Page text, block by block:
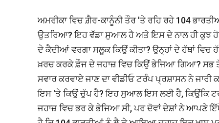
ਅਮਰੀਕਾ ਵਿਚ ਗ਼ੈਰ-ਕਾਨੂੰਨੀ ਤੌਰ 'ਤੇ ਰਹਿ ਰਹੇ 104
ਉਤਰਿਆ? ਇਹ ਵੱਡਾ ਸੁਆਲ ਹੈ ਅਤੇ ਇਸ ਦੇ ਨਾਲ ਹੀ ਕੁਝ
ਦੇ ਕੈਦੀਆਂ ਵਰਗਾ ਸਲੂਕ ਕਿਉਂ ਕੀਤਾ? ਉਨ੍ਹਾਂ ਦੇ ਹੱਥਾਂ
ਖ਼ਰਚ ਕਰਕੇ ਫ਼ੌਜ ਦੇ ਜਹਾਜ਼ ਵਿਚ ਕਿਉਂ ਭੇਜਿਆ ਗਿਆ? ਸਭ
ਸਵਾਰ ਕਰਵਾਏ ਜਾਣ ਦਾ ਵੀਡੀਓ ਟਰੰਪ ਪ੍ਰਸ਼ਾਸਨ ਨੇ
ਇਸ 'ਤੇ ਕਿਉਂ ਚੁੱਪ ਹੈ? ਇਹ ਸੁਆਲ ਇਸ ਲਈ ਹੈ, ਕਿਉਂਕਿ
ਜਹਾਜ਼ ਵਿਚ ਭਰ ਕੇ ਭੇਜਿਆ ਸੀ, ਪਰ ਦੋਵਾਂ ਦੇਸ਼ਾਂ ਨੇ ਆਪਣੇ ਇੱਥੇ